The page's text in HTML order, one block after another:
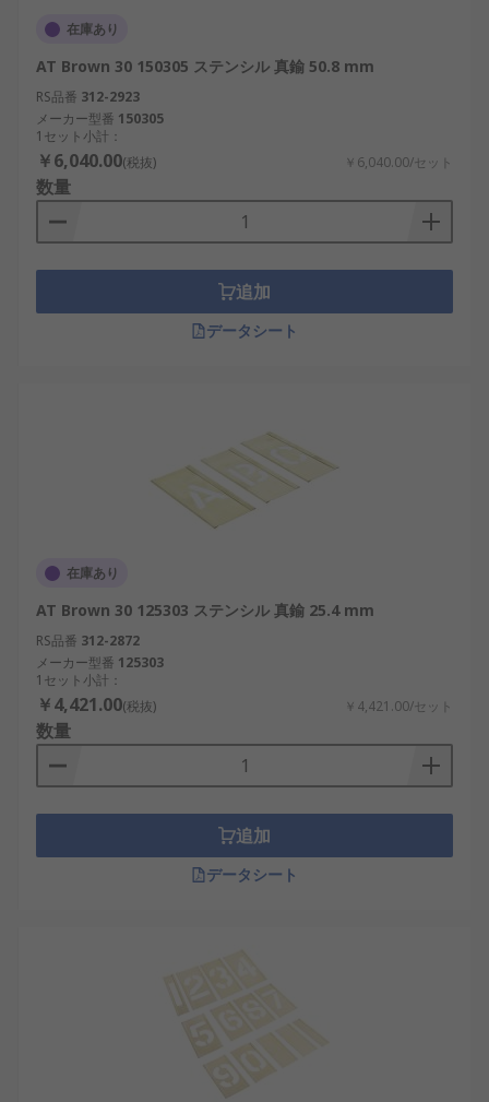
在庫あり
AT Brown 30 150305 ステンシル 真鍮 50.8 mm
RS品番 312-2923
メーカー型番 150305
1セット小計：
￥6,040.00(税抜) ￥6,040.00/セット
数量
追加
データシート
在庫あり
AT Brown 30 125303 ステンシル 真鍮 25.4 mm
RS品番 312-2872
メーカー型番 125303
1セット小計：
￥4,421.00(税抜) ￥4,421.00/セット
数量
追加
データシート